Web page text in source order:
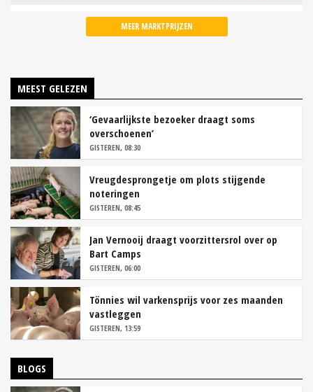
MEER MARKTPRIJZEN
MEEST GELEZEN
‘Gevaarlijkste bezoeker draagt soms
overschoenen’
GISTEREN, 08:30
Vreugdesprongetje om plots stijgende
noteringen
GISTEREN, 08:45
Jan Vernooij draagt voorzittersrol over op
Bart Camps
GISTEREN, 06:00
Tönnies wil varkensprijs voor zes maanden
vastleggen
GISTEREN, 13:59
BLOGS